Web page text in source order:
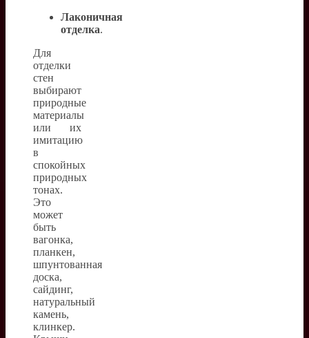
Лаконичная
отделка.
Для
отделки
стен
выбирают
природные
материалы
или их
имитацию
в
спокойных
природных
тонах.
Это
может
быть
вагонка,
планкен,
шпунтованная
доска,
сайдинг,
натуральный
камень,
клинкер.